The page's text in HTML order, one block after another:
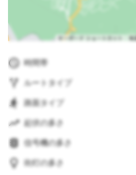
時間帯
ルートタイプ
路面タイプ
起伏の多さ
信号機の多さ
街灯の多さ